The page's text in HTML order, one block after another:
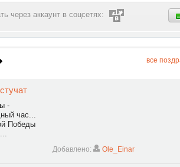
через аккаунт в соцсетях:
все
-
час...
Победы
Добавлено: Ole_Einar